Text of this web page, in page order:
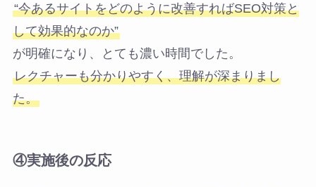
“今あるサイトをどのように改善すればSEO対策と
して効果的なのか”
が明確になり、とても濃い時間でした。
レクチャーも分かりやすく、理解が深まりまし
た。
④実施後の反応